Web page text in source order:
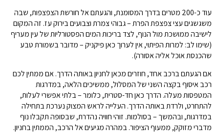
עוד כ-200 מטרים בדרך המסומנת, והגעתם אל חורשת הצפצפות, שבה
משגשגים עצי צפצפת הפרת – גבוהי צמרת וצבועים בירוק עז. זה המקום
לישיבה ממושכת מול הנוף, לצד בריכות המים הפסטורליות של עין מעריף
(שימו לב: למרות הפיתוי, אין לערוך כאן פיקניק – מדובר בשמורת טבע
שהכנסת אוכל אליה אסורה).
אם הגעתם ברכב אחד, חוזרים מכאן לחניון באותה הדרך. אם ממתין לכם
רכב איסוף בקצה השני של המסלול, ממשיכים הלאה, במדרגות
המטפסות מעלה. הדרך כאן חד-סטרית, כלומר – בלתי אפשרי לעלות,
להתחרט, ולרדת באותה הדרך. העלייה לראש המצוק נערכת בתחילה
במדרגות, ובהמשך – בסולמות. זוהי חוויה נהדרת, שבסופה תקבלו נוף
מדברי מזוקק, ממעוף הציפור. במהרה מגיעים אל הרכב, הממתין בחניון.